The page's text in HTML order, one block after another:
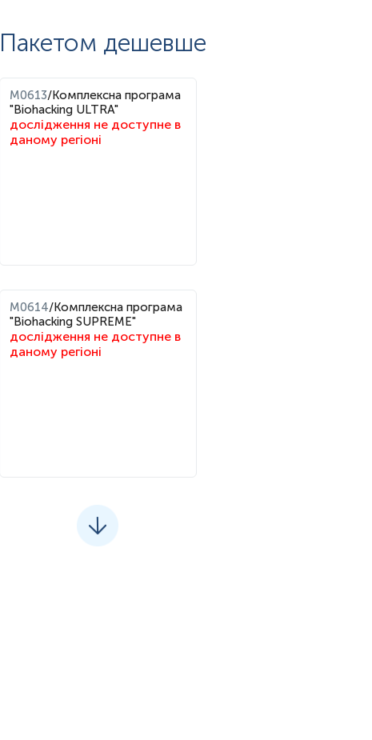
денними значеннями, підвищенням у вечірній час і
зовнішніх чинників, що пригнічують або стимулюють
Пакетом дешевше
M0613/Комплексна програма
"Biohacking ULTRA"
дослідження не доступне в
даному регіоні
M0614/Комплексна програма
"Biohacking SUPREME"
дослідження не доступне в
даному регіоні